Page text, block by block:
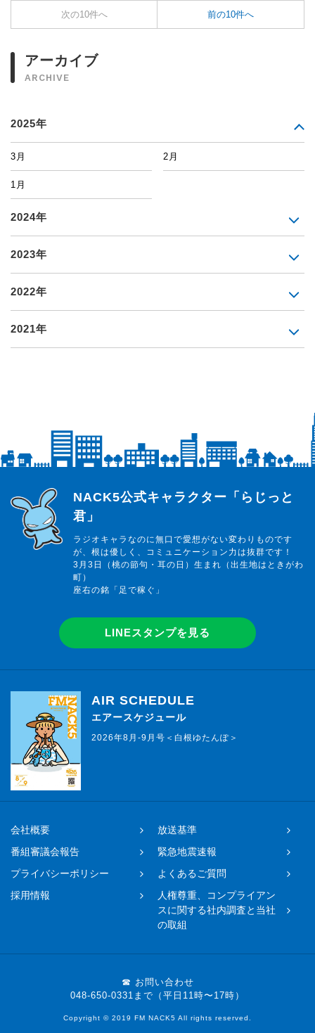
次の10件へ 前の10件へ
アーカイブ
ARCHIVE
2025年
3月 2月
1月
2024年
2023年
2022年
2021年
らじっと君
NACK5公式キャラクター「らじっと
君」
ラジオキャラなのに無口で愛想がない変わりものです
が、根は優しく、コミュニケーション力は抜群です！
3月3日（桃の節句・耳の日）生まれ（出生地はときがわ
町）
座右の銘「足で稼ぐ」
LINEスタンプを見る
AIR SCHEDULE
エアースケジュール
2026年8月-9月号＜白根ゆたんぽ＞
会社概要
放送基準
番組審議会報告
緊急地震速報
プライバシーポリシー
よくあるご質問
採用情報
人権尊重、コンプライアン
スに関する社内調査と当社
の取組
☎ お問い合わせ
048-650-0331まで（平日11時〜17時）
Copyright © 2019 FM NACK5 All rights reserved.